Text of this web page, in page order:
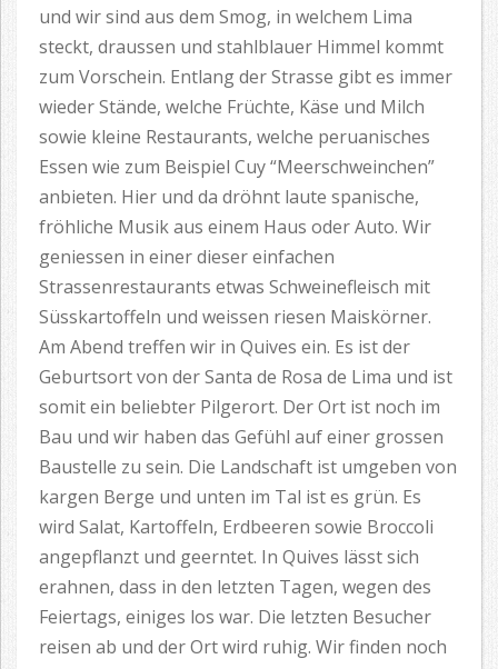
und wir sind aus dem Smog, in welchem Lima
steckt, draussen und stahlblauer Himmel kommt
zum Vorschein. Entlang der Strasse gibt es immer
wieder Stände, welche Früchte, Käse und Milch
sowie kleine Restaurants, welche peruanisches
Essen wie zum Beispiel Cuy “Meerschweinchen”
anbieten. Hier und da dröhnt laute spanische,
fröhliche Musik aus einem Haus oder Auto. Wir
geniessen in einer dieser einfachen
Strassenrestaurants etwas Schweinefleisch mit
Süsskartoffeln und weissen riesen Maiskörner.
Am Abend treffen wir in Quives ein. Es ist der
Geburtsort von der Santa de Rosa de Lima und ist
somit ein beliebter Pilgerort. Der Ort ist noch im
Bau und wir haben das Gefühl auf einer grossen
Baustelle zu sein. Die Landschaft ist umgeben von
kargen Berge und unten im Tal ist es grün. Es
wird Salat, Kartoffeln, Erdbeeren sowie Broccoli
angepflanzt und geerntet. In Quives lässt sich
erahnen, dass in den letzten Tagen, wegen des
Feiertags, einiges los war. Die letzten Besucher
reisen ab und der Ort wird ruhig. Wir finden noch